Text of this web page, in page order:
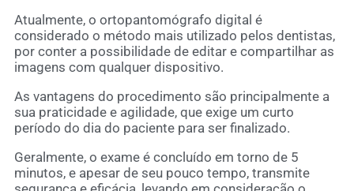
Atualmente, o ortopantomógrafo digital é
considerado o método mais utilizado pelos dentistas,
por conter a possibilidade de editar e compartilhar as
imagens com qualquer dispositivo.
As vantagens do procedimento são principalmente a
sua praticidade e agilidade, que exige um curto
período do dia do paciente para ser finalizado.
Geralmente, o exame é concluído em torno de 5
minutos, e apesar de seu pouco tempo, transmite